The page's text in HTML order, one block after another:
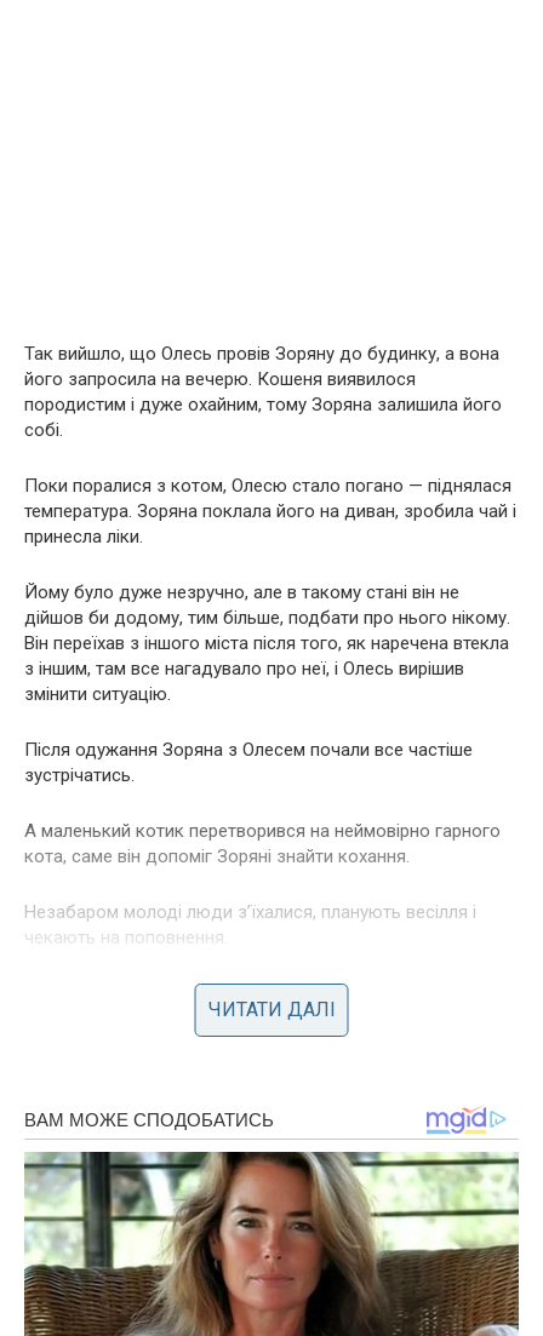
Так вийшло, що Олесь провів Зоряну до будинку, а вона
його запросила на вечерю. Кошеня виявилося
породистим і дуже охайним, тому Зоряна залишила його
собі.
Поки поралися з котом, Олесю стало погано — піднялася
температура. Зоряна поклала його на диван, зробила чай і
принесла ліки.
Йому було дуже незручно, але в такому стані він не
дійшов би додому, тим більше, подбати про нього нікому.
Він переїхав з іншого міста після того, як наречена втекла
з іншим, там все нагадувало про неї, і Олесь вирішив
змінити ситуацію.
Після одужання Зоряна з Олесем почали все частіше
зустрічатись.
А маленький котик перетворився на неймовірно гарного
кота, саме він допоміг Зоряні знайти кохання.
Незабаром молоді люди з’їхалися, планують весілля і
чекають на поповнення.
ЧИТАТИ ДАЛІ